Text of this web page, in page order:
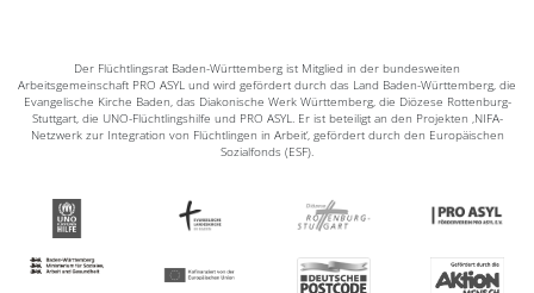
Der Flüchtlingsrat Baden-Württemberg ist Mitglied in der bundesweiten
Arbeitsgemeinschaft PRO ASYL und wird gefördert durch das Land Baden-Württemberg, die
Evangelische Kirche Baden, das Diakonische Werk Württemberg, die Diözese Rottenburg-
Stuttgart, die UNO-Flüchtlingshilfe und PRO ASYL. Er ist beteiligt an den Projekten ‚NIFA-
Netzwerk zur Integration von Flüchtlingen in Arbeit‘, gefördert durch den Europäischen
Sozialfonds (ESF).